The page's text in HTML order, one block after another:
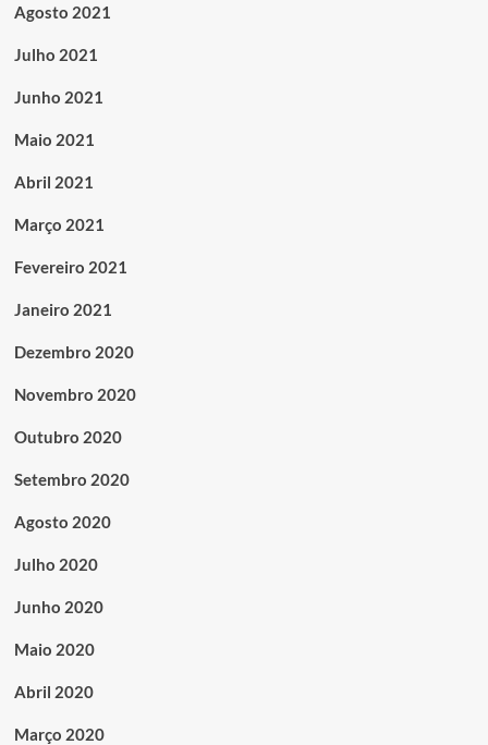
Agosto 2021
Julho 2021
Junho 2021
Maio 2021
Abril 2021
Março 2021
Fevereiro 2021
Janeiro 2021
Dezembro 2020
Novembro 2020
Outubro 2020
Setembro 2020
Agosto 2020
Julho 2020
Junho 2020
Maio 2020
Abril 2020
Março 2020